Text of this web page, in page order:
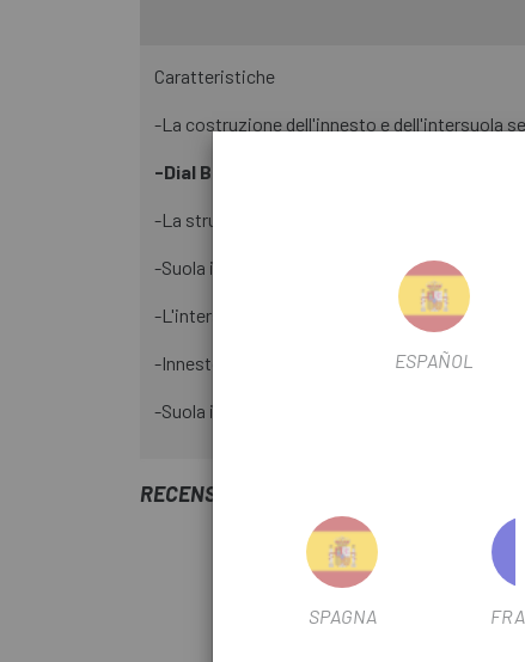
Caratteristiche
-La costruzione dell'innesto e dell'intersuola
-Dial BOA® L6
-La struttura dell'innesto avvolgente riduce il
-Suola in gomma con motivo da ciclismo XC
-L'intersuola a basso profilo stabilizza il piede e
-Innesto composto da pelle sintetica
-Suola in nylon rinforzata con
RECENSIONI TRUSTED SHOPS
ESPAÑOL
SPAGNA